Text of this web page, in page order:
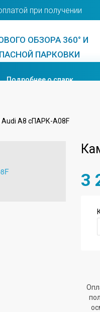
при получении
ОБЗОРА 360° И
ПАРКОВКИ
Подробнее о спарк
A8 сПАРК-A08F
3